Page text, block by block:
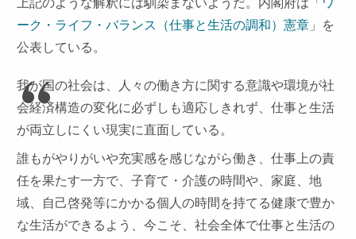
ーク・ライフ・バランス（仕事と生活の調和）憲章 」を
公表している。
我が国の社会は、人々の働き方に関する意識や環境が社
会経済構造の変化に必ずしも適応しきれず、仕事と生活
が両立しにくい現実に直面している。
誰もがやりがいや充実感を感じながら働き、仕事上の責
任を果たす一方で、子育て・介護の時間や、家庭、地
域、自己啓発等にかかる個人の時間を持てる健康で豊か
な生活ができるよう、今こそ、社会全体で仕事と生活の